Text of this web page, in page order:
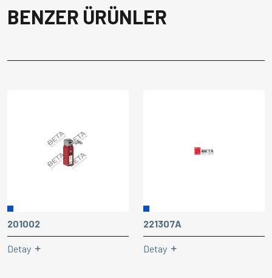
BENZER ÜRÜNLER
201002
Detay
221307A
Detay